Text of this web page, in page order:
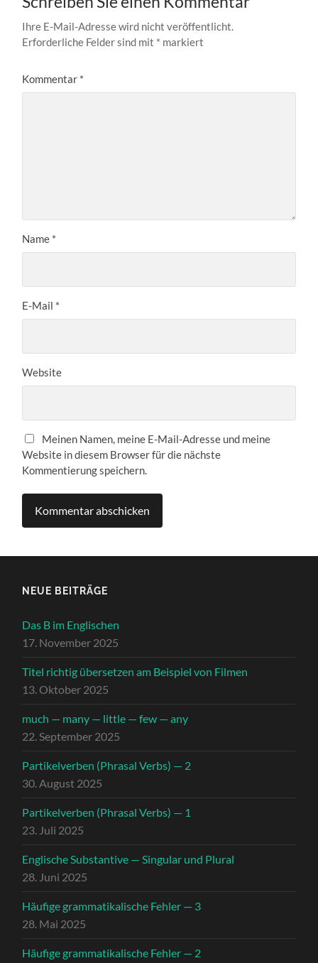
Ihre E-Mail-Adresse wird nicht veröffentlicht.
Erforderliche Felder sind mit * markiert
Kommentar *
Name *
E-Mail *
Website
Meinen Namen, meine E-Mail-Adresse und meine
Website in diesem Browser für die nächste
Kommentierung speichern.
NEUE BEITRÄGE
Das B im Englischen
17. November 2025
Titel richtig übersetzen am Beispiel von Filmen
13. Oktober 2025
much — many — little — few — any
22. September 2025
Partikelverben (Phrasal Verbs) — 2
30. August 2025
Partikelverben (Phrasal Verbs) — 1
23. Juli 2025
Englische Substantive — Singular und Plural
28. Juni 2025
Häufige grammatikalische Fehler — 3
28. Mai 2025
Häufige grammatikalische Fehler — 2